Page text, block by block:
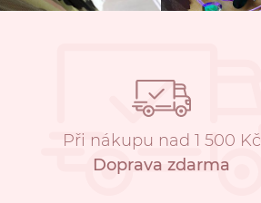
Při nákupu nad 1 500 Kč
Doprava zdarma